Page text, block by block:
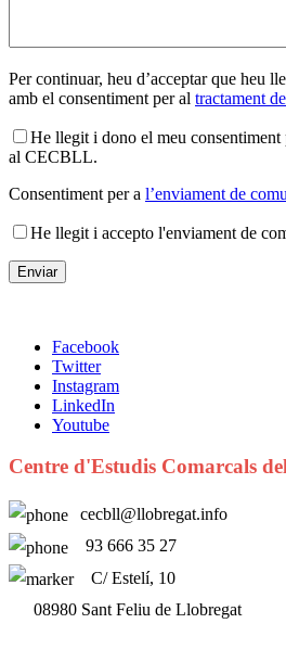
Per continuar, heu d’acceptar que heu
amb el consentiment per al tractament
He llegit i dono el meu consentiment
al CECBLL.
Consentiment per a l’enviament de
He llegit i accepto l'enviament de
Facebook
Twitter
Instagram
LinkedIn
Youtube
Centre d'Estudis Comarcals
cecbll@llobregat.info
93 666 35 27
C/ Estelí, 10
08980 Sant Feliu de Llobregat